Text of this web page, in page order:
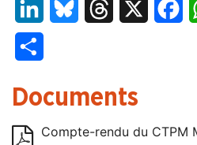
LinkedInBluesky Threads
Documents
Compte-rendu du CTPM